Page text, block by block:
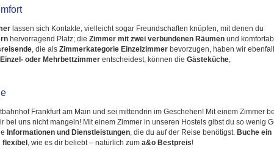
lassen sich Kontakte, vielleicht sogar Freundschaften knüpfen, mit denen du
hervorragend Platz; die Zimmer mit zwei verbundenen Räumen und
, die als Zimmerkategorie Einzelzimmer bevorzugen, haben wir
Einzel- oder Mehrbettzimmer entscheidest, können die Gästeküche,
Frankfurt am Main und sei mittendrin im Geschehen! Mit einem Zimmer
bei uns nicht mangeln! Mit einem Zimmer in unseren Hostels gibst du so wenig
Informationen und Dienstleistungen, die du auf der Reise benötigst. Buche ein
flexibel , wie es dir beliebt – natürlich zum a&o Bestpreis!